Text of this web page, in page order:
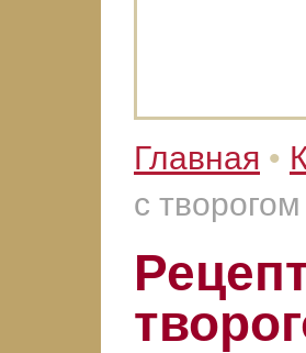
Главная •
с творогом